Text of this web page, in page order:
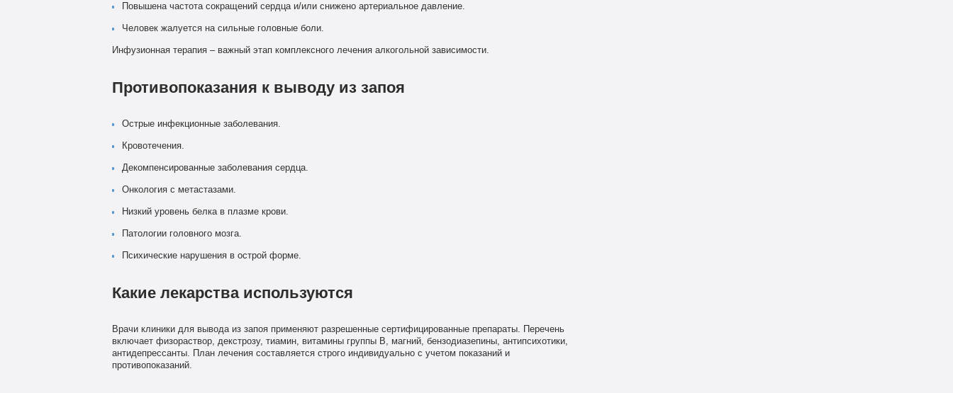
Повышена частота сокращений сердца и/или снижено артериальное давление.
Человек жалуется на сильные головные боли.
Инфузионная терапия – важный этап комплексного лечения алкогольной зависимости.
Противопоказания к выводу из запоя
Острые инфекционные заболевания.
Кровотечения.
Декомпенсированные заболевания сердца.
Онкология с метастазами.
Низкий уровень белка в плазме крови.
Патологии головного мозга.
Психические нарушения в острой форме.
Какие лекарства используются
Врачи клиники для вывода из запоя применяют разрешенные сертифицированные препараты. Перечень
включает физораствор, декстрозу, тиамин, витамины группы В, магний, бензодиазепины, антипсихотики,
антидепрессанты. План лечения составляется строго индивидуально с учетом показаний и
противопоказаний.